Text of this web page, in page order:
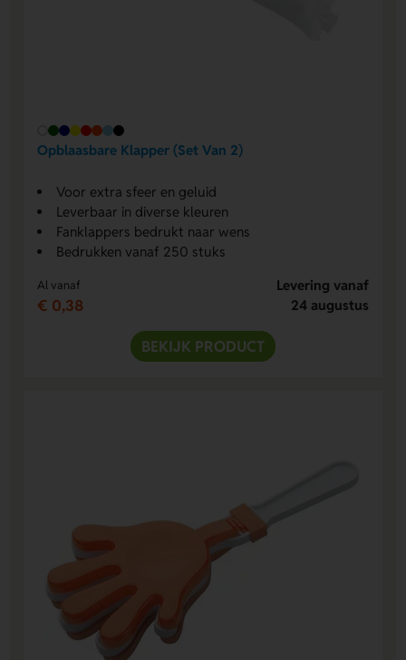
Opblaasbare Klapper (Set Van 2)
Voor extra sfeer en geluid
Leverbaar in diverse kleuren
Fanklappers bedrukt naar wens
Bedrukken vanaf 250 stuks
Al vanaf
€ 0,38
Levering vanaf
24 augustus
BEKIJK PRODUCT